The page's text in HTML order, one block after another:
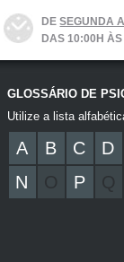
DESEGUNDA
DAS 10:00H ÀS
GLOSSÁRIO DE
Utilize a lista
A B C D
N
O P Q